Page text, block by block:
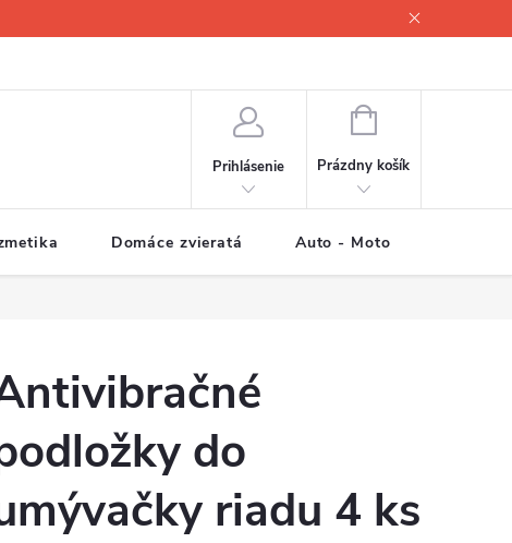
Prihlásenie
NÁKUPNÝ
Prázdny košík
Domáce zvieratá Auto - Moto
do
riadu 4 ks